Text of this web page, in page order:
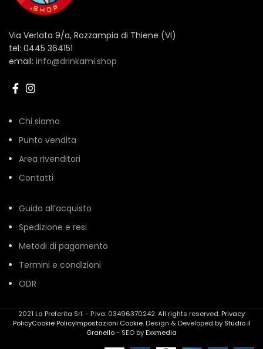
Via Verlata 9/a, Rozzampia di Thiene (VI)
tel: 0445 364151
email: info@drinkami.shop
Chi siamo
Punto vendita
Area rivenditori
Contatti
Guida all’acquisto
Spedizione e resi
Metodi di pagamento
Termini e condizioni
ODR
2021 La Preferita Srl. - P.Iva: 03496370242. All rights reserved.Privacy
PolicyCookie PolicyImpostazioni Cookie. Design & Developed by Studio il
Granello- SEO byExxmedia